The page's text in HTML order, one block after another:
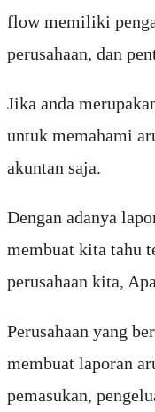
flow memiliki
perusahaan, dan
Jika anda
untuk memahami
akuntan saja.
Dengan adanya
membuat kita tahu
perusahaan kita,
Perusahaan yang
membuat laporan
pemasukan,